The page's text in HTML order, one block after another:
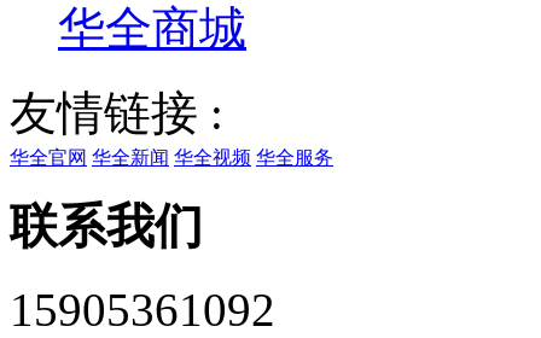
华全商城
友情链接 :
华全官网 华全新闻 华全视频 华全服务
联系我们
15905361092